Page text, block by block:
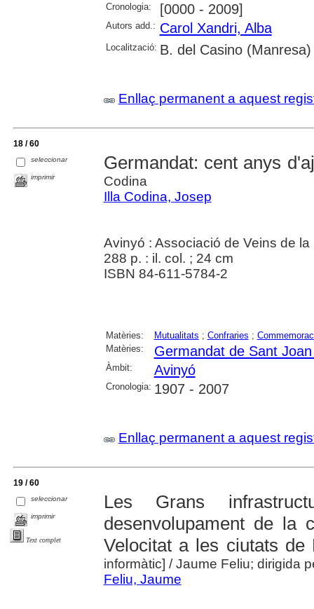
Cronologia: [0000 - 2009]
Autors add.: Carol Xandri, Alba
Localització: B. del Casino (Manresa)
Enllaç permanent a aquest
18 / 60
seleccionar
imprimir
Germandat: cent anys
Codina
Illa Codina, Josep
Avinyó : Associació de Veins de
288 p. : il. col. ; 24 cm
ISBN 84-611-5784-2
Matèries: Mutualitats ; Confraries ;
Matèries:
Germandat de Sant
Àmbit: Avinyó
Cronologia: 1907 - 2007
Enllaç permanent a aquest
19 / 60
seleccionar
imprimir
Text complet
Les Grans
desenvolupament de la
Velocitat a les ciutats de
informàtic] / Jaume Feliu; dirigida
Feliu, Jaume